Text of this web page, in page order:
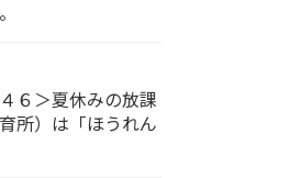
６＞夏休みの放課
所）は「ほうれん